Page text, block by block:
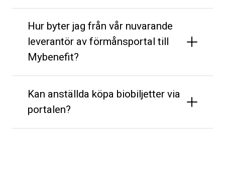
Hur byter jag från vår nuvarande
leverantör av förmånsportal till
Mybenefit?
Kan anställda köpa biobiljetter via
portalen?